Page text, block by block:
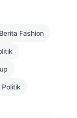
Berita Fashion
Politik